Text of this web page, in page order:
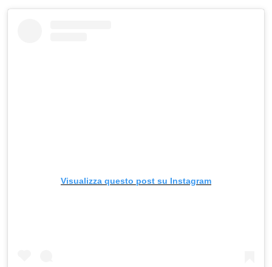
Visualizza questo post su Instagram